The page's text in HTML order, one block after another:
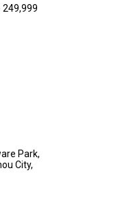
249,999
Park,
City,